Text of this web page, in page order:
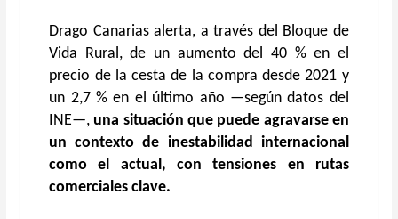
Drago Canarias alerta, a través del Bloque de
Vida Rural, de un aumento del 40 % en el
precio de la cesta de la compra desde 2021 y
un 2,7 % en el último año —según datos del
INE—, una situación que puede agravarse en
un contexto de inestabilidad internacional
como el actual, con tensiones en rutas
comerciales clave.